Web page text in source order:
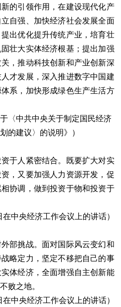
引领作用，在建设现代化产
自强、加快经济社会发展全面
出优化提升传统产业，培育壮
壮大实体经济根基；提出加强
，推动科技创新和产业创新深
才发展，深入推进数字中国建
系，加快形成绿色生产生活方
〈中共中央关于制定国民经济
的建议〉的说明》）
人紧密结合。既要扩大对实
，又要加强人力资源开发，促
协调，做到投资于物和投资于
在中央经济工作会议上的讲话）
挑战。面对国际风云变幻和
略定力，坚定不移把自己的事
体经济，全面增强自主创新能
败之地。
在中央经济工作会议上的讲话）